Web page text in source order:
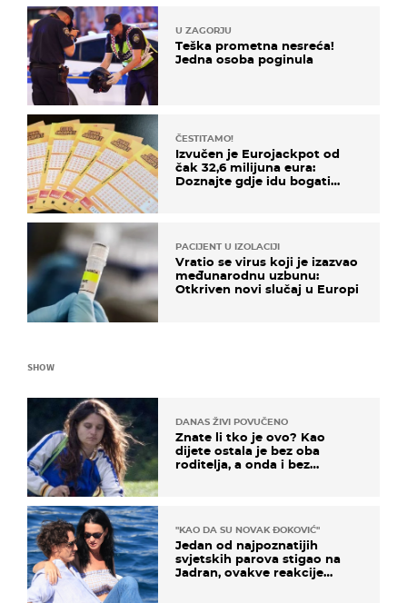
U ZAGORJU
Teška prometna nesreća!
Jedna osoba poginula
ČESTITAMO!
Izvučen je Eurojackpot od
čak 32,6 milijuna eura:
Doznajte gdje idu bogati
PACIJENT U IZOLACIJI
Vratio se virus koji je izazvao
međunarodnu uzbunu:
Otkriven novi slučaj u Europi
SHOW
DANAS ŽIVI POVUČENO
Znate li tko je ovo? Kao
dijete ostala je bez oba
roditelja, a onda i bez
"KAO DA SU NOVAK ĐOKOVIĆ"
Jedan od najpoznatijih
svjetskih parova stigao na
Jadran, ovakve reakcije